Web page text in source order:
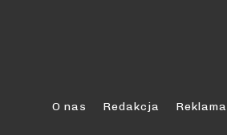
O nas Redakcja Reklama